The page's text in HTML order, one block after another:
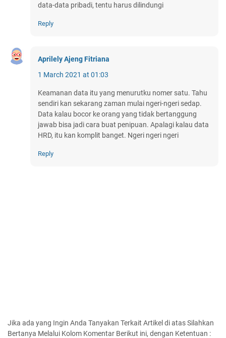
data-data pribadi, tentu harus dilindungi
Reply
Aprilely Ajeng Fitriana
1 March 2021 at 01:03
Keamanan data itu yang menurutku nomer satu. Tahu
sendiri kan sekarang zaman mulai ngeri-ngeri sedap.
Data kalau bocor ke orang yang tidak bertanggung
jawab bisa jadi cara buat penipuan. Apalagi kalau data
HRD, itu kan komplit banget. Ngeri ngeri ngeri
Reply
Jika ada yang Ingin Anda Tanyakan Terkait Artikel di atas Silahkan
Bertanya Melalui Kolom Komentar Berikut ini, dengan Ketentuan :